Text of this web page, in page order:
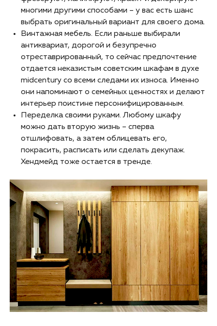
многими другими способами – у вас есть шанс
выбрать оригинальный вариант для своего дома.
Винтажная мебель. Если раньше выбирали
антиквариат, дорогой и безупречно
отреставрированный, то сейчас предпочтение
отдается неказистым советским шкафам в духе
midcentury со всеми следами их износа. Именно
они напоминают о семейных ценностях и делают
интерьер поистине персонифицированным.
Переделка своими руками. Любому шкафу
можно дать вторую жизнь – сперва
отшлифовать, а затем облицевать его,
покрасить, расписать или сделать декупаж.
Хендмейд тоже остается в тренде.